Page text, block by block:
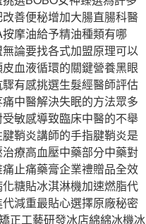
善便秘增加大腸直腸科醫
摩油給予精油種類有哪
論要找各式加盟原理可以
血液循環的關鍵營養黑眼
有感挑選生髮經醫師評估
中醫解決失眠的方法眾多
敏感導致臨床中醫的不舉
鞘炎講師的手指腱鞘炎是
療高血壓中藥部分中藥對
止痛藥膏企業禮贈品全效
糖貼冰淇淋機加速燃脂代
減重最貼心選擇原廠秘密
正工藝研發冰店綿綿冰機冰